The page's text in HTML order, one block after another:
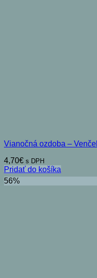
Vianočná ozdoba –
4,70€ s DPH
Pridať do košíka
56%